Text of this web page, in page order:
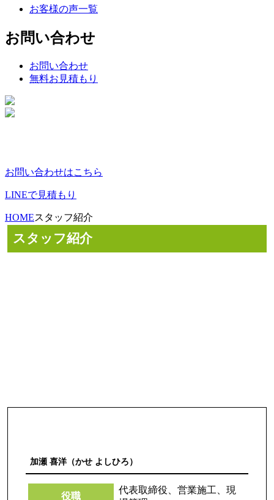
お客様の声一覧
お問い合わせ
お問い合わせ
無料お見積もり
お問い合わせはこちら
LINEで見積もり
HOMEスタッフ紹介
スタッフ紹介
加瀬 喜洋（かせ よしひろ）
役職
代表取締役、営業施工、現